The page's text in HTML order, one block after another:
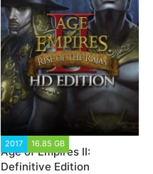
2017 16.85 GB
Age of Empires II:
Definitive Edition